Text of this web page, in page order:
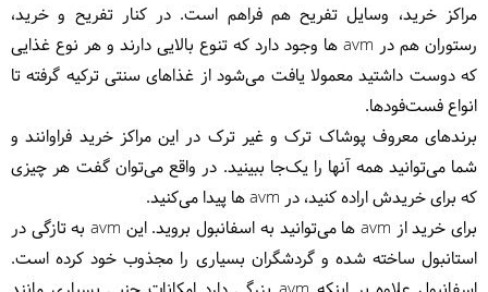
مراکز خرید، وسایل تفریح هم فراهم است. در کنار تفریح و خرید،
رستوران هم در avm ها وجود دارد که تنوع بالایی دارند و هر نوع غذایی
که دوست داشتید معمولا یافت می‌شود از غذاهای سنتی ترکیه گرفته تا
انواع فست‌‎فودها.
برندهای معروف پوشاک ترک و غیر ترک در این مراکز خرید فراوانند و
شما می‌توانید همه آنها را یک‌جا ببینید. در واقع می‌توان گفت هر چیزی
که برای خریدش اراده کنید، در avm ها پیدا می‌کنید.
برای خرید از avm ها می‌توانید به اسفانبول
بروید. این avm به تازگی در
استانبول ساخته شده و گردشگران بسیاری را مجذوب خود کرده است.